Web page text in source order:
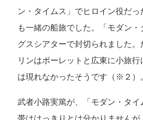
ン・タイムス」でヒロイン役だ
も一緒の船旅でした。「モダン
グスシアターで封切られました
リンはポーレットと広東に小旅
は現れなかったそうです（※２）
武者小路実篤が、「モダン・タ